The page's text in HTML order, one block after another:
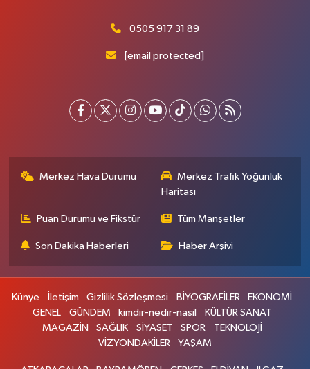
0505 917 31 89
[email protected]
Merkez Hava Durumu
Merkez Trafik Yoğunluk
Haritası
Puan Durumu ve Fikstür Tüm Manşetler
Son Dakika Haberleri Haber Arşivi
Künye İletişim Gizlilik Sözleşmesi BİYOGRAFİLER
EKONOMİ
GENEL
GÜNDEM kimdir-nedir-nasil
KÜLTÜR SANAT
MAGAZİN
SAĞLIK SİYASET SPOR
TEKNOLOJİ
VİZYONDAKİLER
YAŞAM